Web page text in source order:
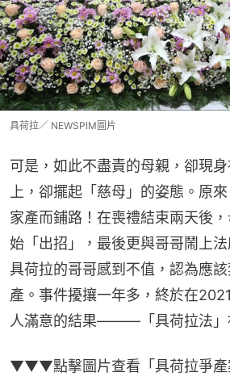
具荷拉／ NEWSPIM圖片
可是，如此不盡責的母親，卻現
上，卻擺起「慈母」的姿態。原
家產而鋪路！在喪禮結束兩天後
始「出招」，最後更與哥哥鬧上
具荷拉的哥哥感到不值，認為應
產。事件擾攘一年多，終於在
人滿意的結果———「具荷拉法」
▼▼▼點擊圖片查看「具荷拉爭